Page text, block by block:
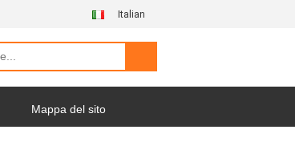
Italian
Mappa del sito